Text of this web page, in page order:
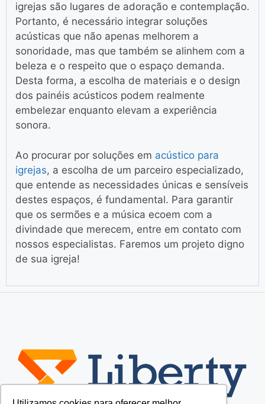
igrejas são lugares de adoração e contemplação.
Portanto, é necessário integrar soluções
acústicas que não apenas melhorem a
sonoridade, mas que também se alinhem com a
beleza e o respeito que o espaço demanda.
Desta forma, a escolha de materiais e o design
dos painéis acústicos podem realmente
embelezar enquanto elevam a experiência
sonora.
Ao procurar por soluções em acústico para
igrejas, a escolha de um parceiro especializado,
que entende as necessidades únicas e sensíveis
destes espaços, é fundamental. Para garantir
que os sermões e a música ecoem com a
divindade que merecem, entre em contato com
nossos especialistas. Faremos um projeto digno
de sua igreja!